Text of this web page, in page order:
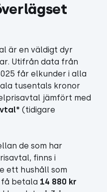
är en väldigt dyr
Utifrån data från
får elkunder i alla
tusentals kronor
jämfört med
(tidigare
de som har
finns i
ett hushåll som
betala 14 880 kr